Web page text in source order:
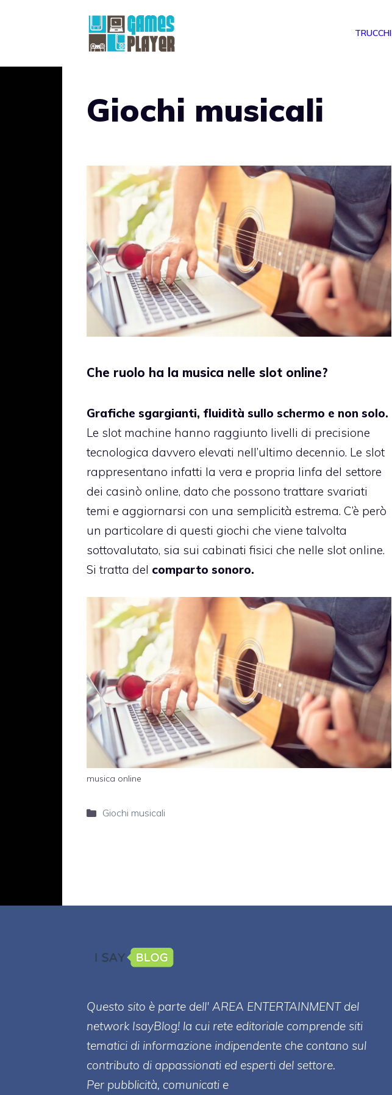
TRUCCHI
Giochi musicali
Che ruolo ha la musica nelle slot online?
Grafiche sgargianti, fluidità sullo schermo e non solo.
Le slot machine hanno raggiunto livelli di precisione
tecnologica davvero elevati nell’ultimo decennio. Le slot
rappresentano infatti la vera e propria linfa del settore
dei casinò online, dato che possono trattare svariati
temi e aggiornarsi con una semplicità estrema. C’è però
un particolare di questi giochi che viene talvolta
sottovalutato, sia sui cabinati fisici che nelle slot online.
Si tratta del comparto sonoro.
musica online
Categorie
Giochi musicali
Questo sito è parte dell' AREA ENTERTAINMENT del
network IsayBlog! la cui rete editoriale comprende siti
tematici di informazione indipendente che contano sul
contributo di appassionati ed esperti del settore.
Per pubblicità, comunicati e